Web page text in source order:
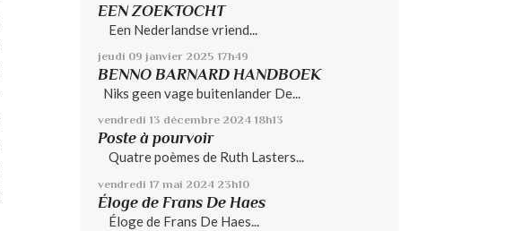
EEN ZOEKTOCHT
Een Nederlandse vriend...
jeudi 09 janvier 2025 17h49
BENNO BARNARD HANDBOEK
Niks geen vage buitenlander De...
vendredi 13 décembre 2024 18h13
Poste à pourvoir
Quatre poèmes de Ruth Lasters...
vendredi 17 mai 2024 23h10
Éloge de Frans De Haes
Éloge de Frans De Haes...